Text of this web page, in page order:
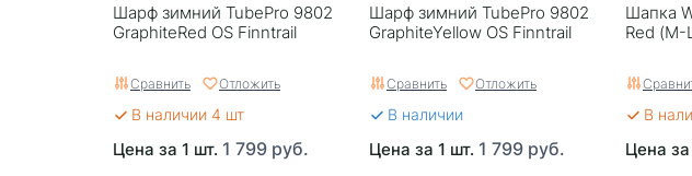
Шарф зимний TubePro 9802
GraphiteRed OS Finntrail
Сравнить Отложить
В наличии 4 шт
Цена за 1 шт. 1 799 руб.
Шарф зимний TubePro 9802
GraphiteYellow OS Finntrail
Сравнить Отложить
В наличии
Цена за 1 шт. 1 799 руб.
Шапка
Red (M-
В
Цена за